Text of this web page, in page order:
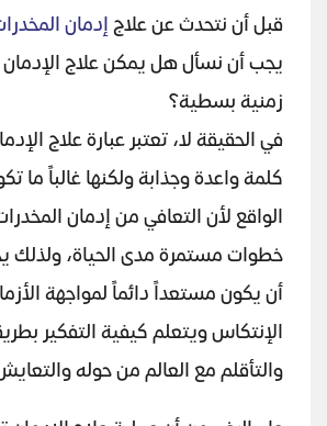
قبل أن نتحدث عن علاج إدمان
يجب أن نسأل هل يمكن علاج الإدمان
زمنية بسطية؟
في الحقيقة لا، تعتبر عبارة علاج
كلمة واعدة وجذابة ولكنها غالباً ما
الواقع لأن التعافي من إدمان
خطوات مستمرة مدى الحياة، ولذلك
أن يكون مستعداً دائماً لمواجهة
الإنتكاس ويتعلم كيفية التفكير
والتأقلم مع العالم من حوله